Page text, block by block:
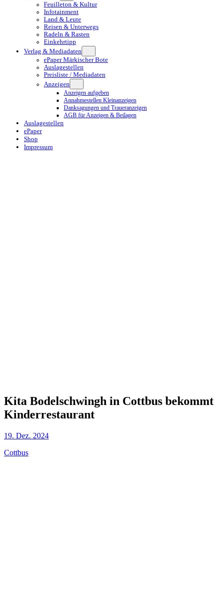
Feuilleton & Kultur
Infotainment
Land & Leute
Reisen & Unterwegs
Radeln & Rasten
Einkehrtipp
Verlag & Mediadaten
ePaper Märkischer Bote
Auslagestellen
Preisliste / Mediadaten
Anzeigen
Anzeigen aufgeben
Annahmestellen Kleinanzeigen
Danksagungen und Traueranzeigen
AGB für Anzeigen & Beilagen
Auslagestellen
ePaper
Shop
Impressum
Kita Bodelschwingh in Cottbus bekommt
Kinderrestaurant
19. Dez. 2024
Cottbus